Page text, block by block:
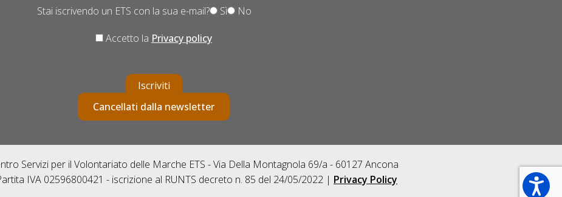
Stai iscrivendo un ETS con la sua e-mail? Sì No
Accetto la Privacy policy
Iscriviti
Cancellati dalla newsletter
Servizi per il Volontariato delle Marche ETS - Via Della Montagnola 69/a - 60127 Ancona
IVA 02596800421 - iscrizione al RUNTS decreto n. 85 del 24/05/2022 | Privacy Policy